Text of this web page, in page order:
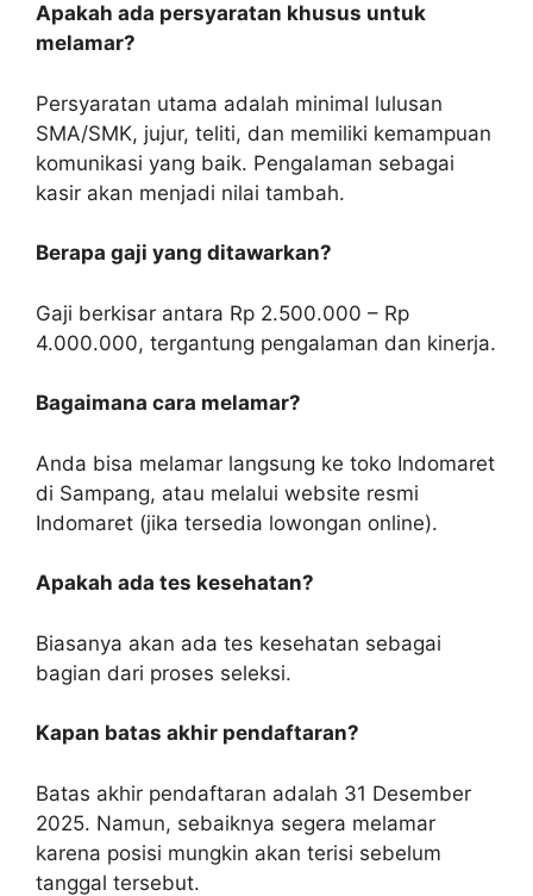
Apakah ada persyaratan khusus untuk
melamar?
Persyaratan utama adalah minimal lulusan
SMA/SMK, jujur, teliti, dan memiliki kemampuan
komunikasi yang baik. Pengalaman sebagai
kasir akan menjadi nilai tambah.
Berapa gaji yang ditawarkan?
Gaji berkisar antara Rp 2.500.000 – Rp
4.000.000, tergantung pengalaman dan kinerja.
Bagaimana cara melamar?
Anda bisa melamar langsung ke toko Indomaret
di Sampang, atau melalui website resmi
Indomaret (jika tersedia lowongan online).
Apakah ada tes kesehatan?
Biasanya akan ada tes kesehatan sebagai
bagian dari proses seleksi.
Kapan batas akhir pendaftaran?
Batas akhir pendaftaran adalah 31 Desember
2025. Namun, sebaiknya segera melamar
karena posisi mungkin akan terisi sebelum
tanggal tersebut.